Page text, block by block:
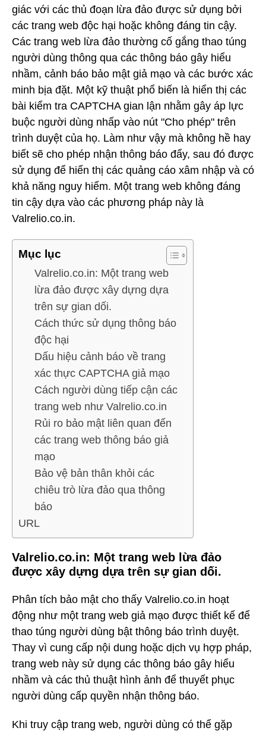
giác với các thủ đoạn lừa đảo được sử dụng bởi
các trang web độc hại hoặc không đáng tin cậy.
Các trang web lừa đảo thường cố gắng thao túng
người dùng thông qua các thông báo gây hiểu
nhầm, cảnh báo bảo mật giả mạo và các bước xác
minh bịa đặt. Một kỹ thuật phổ biến là hiển thị các
bài kiểm tra CAPTCHA gian lận nhằm gây áp lực
buộc người dùng nhấp vào nút "Cho phép" trên
trình duyệt của họ. Làm như vậy mà không hề hay
biết sẽ cho phép nhận thông báo đẩy, sau đó được
sử dụng để hiển thị các quảng cáo xâm nhập và có
khả năng nguy hiểm. Một trang web không đáng
tin cậy dựa vào các phương pháp này là
Valrelio.co.in.
Mục lục
Valrelio.co.in: Một trang web
lừa đảo được xây dựng dựa
trên sự gian dối.
Cách thức sử dụng thông báo
độc hại
Dấu hiệu cảnh báo về trang
xác thực CAPTCHA giả mạo
Cách người dùng tiếp cận các
trang web như Valrelio.co.in
Rủi ro bảo mật liên quan đến
các trang web thông báo giả
mạo
Bảo vệ bản thân khỏi các
chiêu trò lừa đảo qua thông
báo
URL
Valrelio.co.in: Một trang web lừa đảo
được xây dựng dựa trên sự gian dối.
Phân tích bảo mật cho thấy Valrelio.co.in hoạt
động như một trang web giả mạo được thiết kế để
thao túng người dùng bật thông báo trình duyệt.
Thay vì cung cấp nội dung hoặc dịch vụ hợp pháp,
trang web này sử dụng các thông báo gây hiểu
nhầm và các thủ thuật hình ảnh để thuyết phục
người dùng cấp quyền nhận thông báo.
Khi truy cập trang web, người dùng có thể gặp